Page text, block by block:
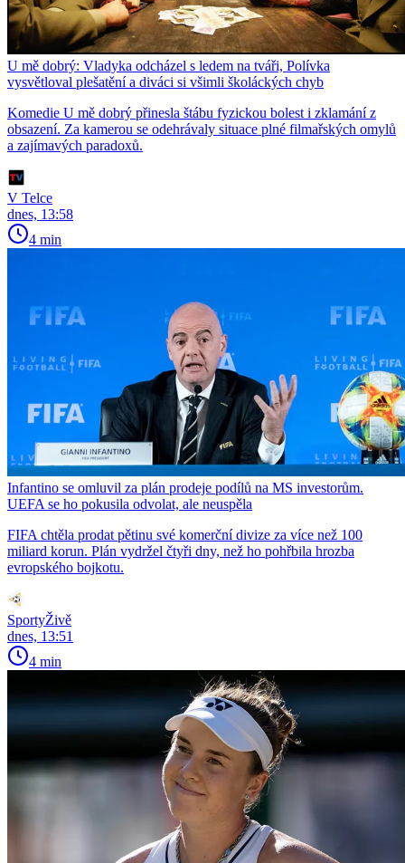
U mě dobrý: Vladyka odcházel s ledem na tváři, Polívka
vysvětloval plešatění a diváci si všimli školáckých chyb
Komedie U mě dobrý přinesla štábu fyzickou bolest i zklamání z
obsazení. Za kamerou se odehrávaly situace plné filmařských omylů
a zajímavých paradoxů.
V Telce
dnes, 13:58
4 min
Infantino se omluvil za plán prodeje podílů na MS investorům.
UEFA se ho pokusila odvolat, ale neuspěla
FIFA chtěla prodat pětinu své komerční divize za více než 100
miliard korun. Plán vydržel čtyři dny, než ho pohřbila hrozba
evropského bojkotu.
SportyŽivě
dnes, 13:51
4 min